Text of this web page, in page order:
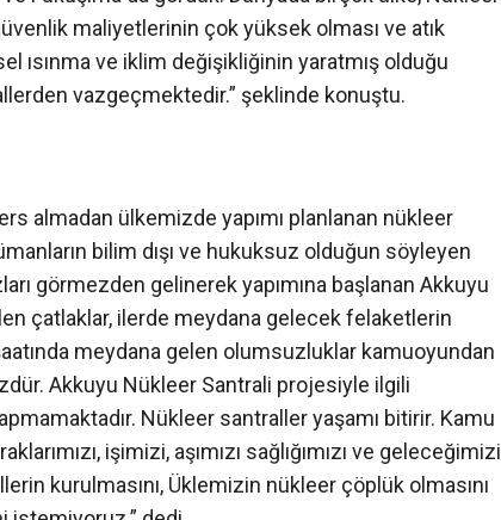
maliyetlerinin çok yüksek olması ve atık
ısınma ve iklim değişikliğinin yaratmış olduğu
vazgeçmektedir.” şeklinde konuştu.
almadan ülkemizde yapımı planlanan nükleer
bilim dışı ve hukuksuz olduğun söyleyen
görmezden gelinerek yapımına başlanan Akkuyu
çatlaklar, ilerde meydana gelecek felaketlerin
meydana gelen olumsuzluklar kamuoyundan
Akkuyu Nükleer Santrali projesiyle ilgili
Nükleer santraller yaşamı bitirir. Kamu
işimizi, aşımızı sağlığımızı ve geleceğimizi
kurulmasını, Üklemizin nükleer çöplük olmasını